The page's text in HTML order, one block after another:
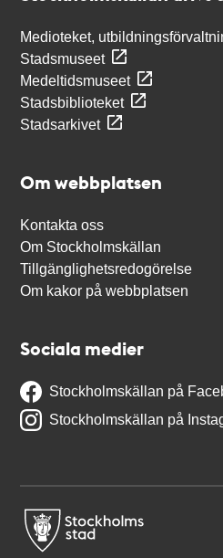
Medioteket,
Stadsmuseet
Medeltidsmuseet
Stadsbiblioteket
Stadsarkivet
Om webbplatsen
Kontakta oss
Om Stockholmskällan
Tillgänglighetsredogörelse
Om kakor på webbplatsen
Sociala medier
Stockholmskällan på
Stockholmskällan på